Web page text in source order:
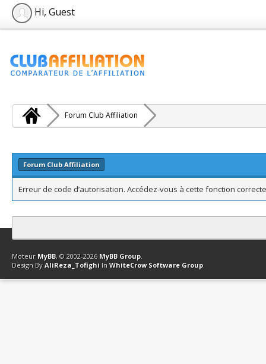
Hi, Guest
Forum Club Affiliation
Forum Club Affiliation
Erreur de code d’autorisation. Accédez-vous à cette fonction
Contact Club Affiliation Retourner en haut Version bas-débit
Moteur MyBB, © 2002-2026 MyBB Group.
Design By AliReza_Tofighi In WhiteCrow Software Group.